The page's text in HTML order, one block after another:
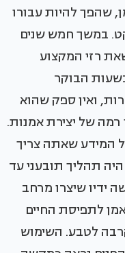
שהפך להיות עבורו
במשך חמש שנים
רזי המקצוע
הבוקר
ואין ספק שהוא
של יצירת אמנות.
המידע שאתה צריך
תהליך תובעני עד
ידיו שיצרו מרחב
לתפיסת החיים
לטבע. השימוש